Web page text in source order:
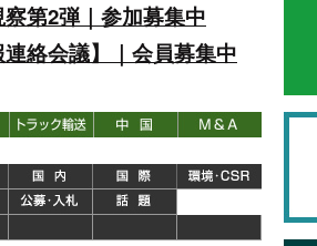
第2弾｜参加募集中
絡会議】｜会員募集中